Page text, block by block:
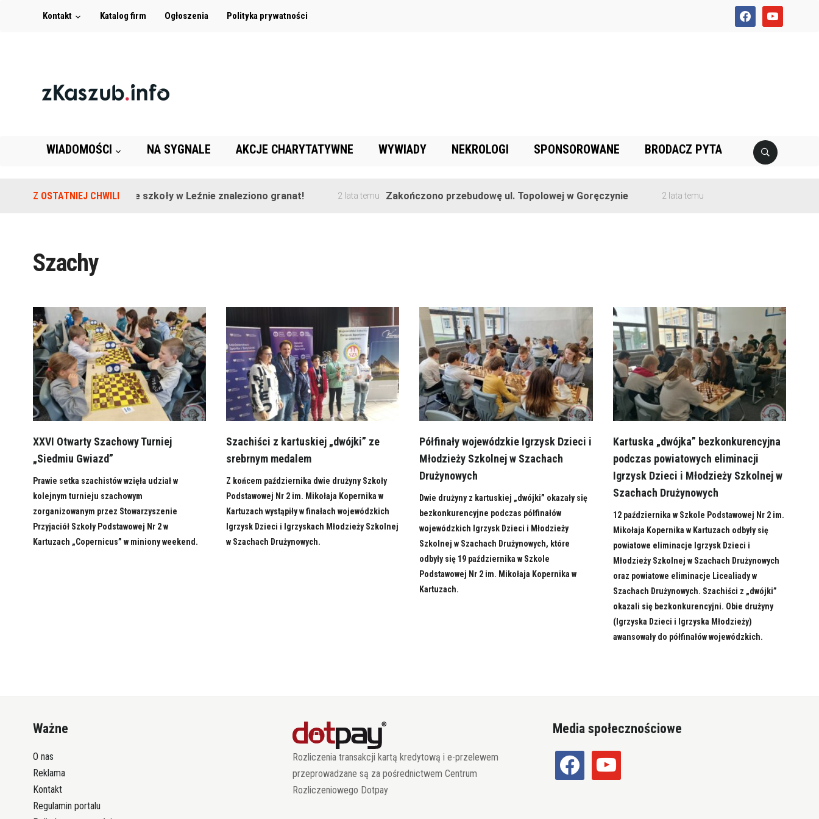
facebookyoutube
Kontakt Katalog firm Ogłoszenia Polityka prywatności
WIADOMOŚCI NA SYGNALE AKCJE CHARYTATYWNE WYWIADY NEKROLOGI SPONSOROWANE BRODACZ PYTA
Z OSTATNIEJ CHWILINa terenie szkoły w Leźnie znaleziono granat! 2 lata temu Zakończono przebudowę ul. Topolowej w Goręczynie 2 lata temu
Szachy
XXVI Otwarty Szachowy Turniej
„Siedmiu Gwiazd”
Prawie setka szachistów wzięła udział w
kolejnym turnieju szachowym
zorganizowanym przez Stowarzyszenie
Przyjaciół Szkoły Podstawowej Nr 2 w
Kartuzach „Copernicus” w miniony weekend.
Szachiści z kartuskiej „dwójki” ze
srebrnym medalem
Z końcem października dwie drużyny Szkoły
Podstawowej Nr 2 im. Mikołaja Kopernika w
Kartuzach wystąpiły w finałach wojewódzkich
Igrzysk Dzieci i Igrzyskach Młodzieży Szkolnej
w Szachach Drużynowych.
Półfinały wojewódzkie Igrzysk Dzieci i
Młodzieży Szkolnej w Szachach
Drużynowych
Dwie drużyny z kartuskiej „dwójki” okazały się
bezkonkurencyjne podczas półfinałów
wojewódzkich Igrzysk Dzieci i Młodzieży
Szkolnej w Szachach Drużynowych, które
odbyły się 19 października w Szkole
Podstawowej Nr 2 im. Mikołaja Kopernika w
Kartuzach.
Kartuska „dwójka” bezkonkurencyjna
podczas powiatowych eliminacji
Igrzysk Dzieci i Młodzieży Szkolnej w
Szachach Drużynowych
12 października w Szkole Podstawowej Nr 2 im.
Mikołaja Kopernika w Kartuzach odbyły się
powiatowe eliminacje Igrzysk Dzieci i
Młodzieży Szkolnej w Szachach Drużynowych
oraz powiatowe eliminacje Licealiady w
Szachach Drużynowych. Szachiści z „dwójki”
okazali się bezkonkurencyjni. Obie drużyny
(Igrzyska Dzieci i Igrzyska Młodzieży)
awansowały do półfinałów wojewódzkich.
Ważne
O nas
Reklama
Kontakt
Regulamin portalu
Rozliczenia transakcji kartą kredytową i e-przelewem
przeprowadzane są za pośrednictwem Centrum
Rozliczeniowego Dotpay
Media społecznościowe
facebook youtube